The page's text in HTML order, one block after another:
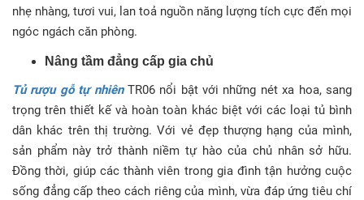
nhẹ nhàng, tươi vui, lan toả nguồn năng lượng tích cực đến mọi
ngóc ngách căn phòng.
Nâng tầm đẳng cấp gia chủ
Tủ rượu gỗ tự nhiênTR06 nổi bật với những nét xa hoa, sang
trọng trên thiết kế và hoàn toàn khác biệt với các loại tủ bình
dân khác trên thị trường. Với vẻ đẹp thượng hạng của mình,
sản phẩm này trở thành niềm tự hào của chủ nhân sở hữu.
Đồng thời, giúp các thành viên trong gia đình tận hưởng cuộc
sống đẳng cấp theo cách riêng của mình, vừa đáp ứng tiêu chí